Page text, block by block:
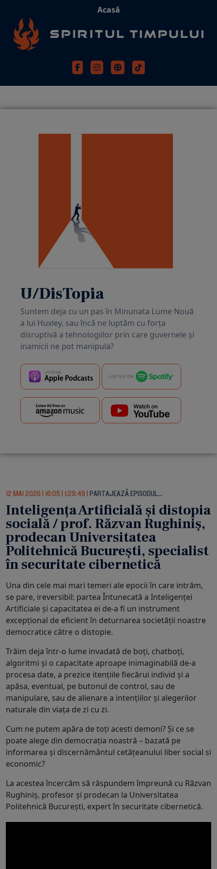
Acasă
U/DisTopia
Suntem deja cu un pas în Minunata Lume Nouă
a lui Huxley, sau încă ne luptăm cu forța
disruptivă a tehnologiilor prin care guvernele și
inamicii ne pot manipula?
12 MAI 2026 16:05 1:29:49 PARTAJEAZĂ EPISODUL…
Inteligența Artificială și distopia
socială / prof. Răzvan Rughiniș,
prodecan Universitatea
Politehnică București, specialist
în securitate cibernetică
Una din cele mai mari temeri ale epocii în care intrăm,
se pare, ireversibil: partea Întunecată a Inteligenței
Artificiale și capacitatea ei de-a fi un instrument
excepțional de eficient în deturnarea societății noastre
democratice către o distopie.
Trăim deja într-o lume invadată de boți, chatboți,
algoritmi și o capacitate aproape inimaginabilă de-a
procesa date, a prezice itențiile fiecărui individ și a
apăsa, eventual, pe butonul de control, sau de
manipulare, sau de alienare a intențiilor și alegerilor
naturale din viața de zi cu zi.
Cum ne putem apăra de toți acesti demoni? Și ce se
poate alege din democrația noastră – bazată pe
informarea și discernământul cetățeanului liber social si
economic?
La acestea încercăm să răspundem împreună cu Răzvan
Rughiniș, profesor și prodecan la Universitatea
Politehnică București, expert în securitate cibernetică.